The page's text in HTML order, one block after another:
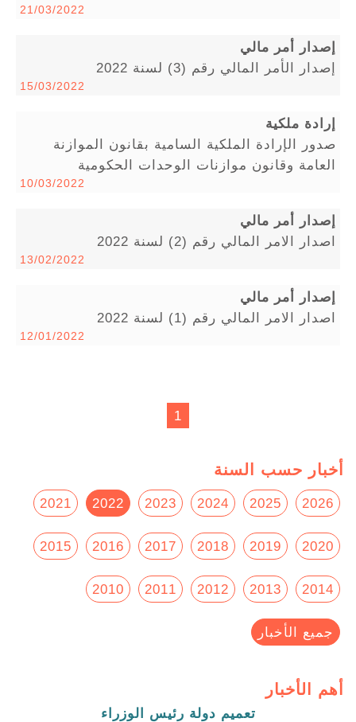
21/03/2022
إصدار أمر مالي
إصدار الأمر المالي رقم (3) لسنة 2022
15/03/2022
إرادة ملكية
صدور الإرادة الملكية السامية بقانون الموازنة
العامة وقانون موازنات الوحدات الحكومية
10/03/2022
إصدار أمر مالي
اصدار الامر المالي رقم (2) لسنة 2022
13/02/2022
إصدار أمر مالي
اصدار الامر المالي رقم (1) لسنة 2022
12/01/2022
1
أخبار حسب السنة
2026
2025
2024
2023
2022
2021
2020
2019
2018
2017
2016
2015
2014
2013
2012
2011
2010
جميع الأخبار
أهم الأخبار
تعميم دولة رئيس الوزراء